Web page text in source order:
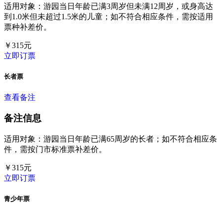
适用对象：游园当日年龄已满3周岁但未满12周岁，或身高达
到1.0米但未超过1.5米的儿童；如不符合相应条件，需按适用
票种补差价。
￥315元
立即订票
长者票
查看备注
备注信息
适用对象：游园当日年龄已满65周岁的长者；如不符合相应条
件，需按门市标准票补差价。
￥315元
立即订票
青少年票